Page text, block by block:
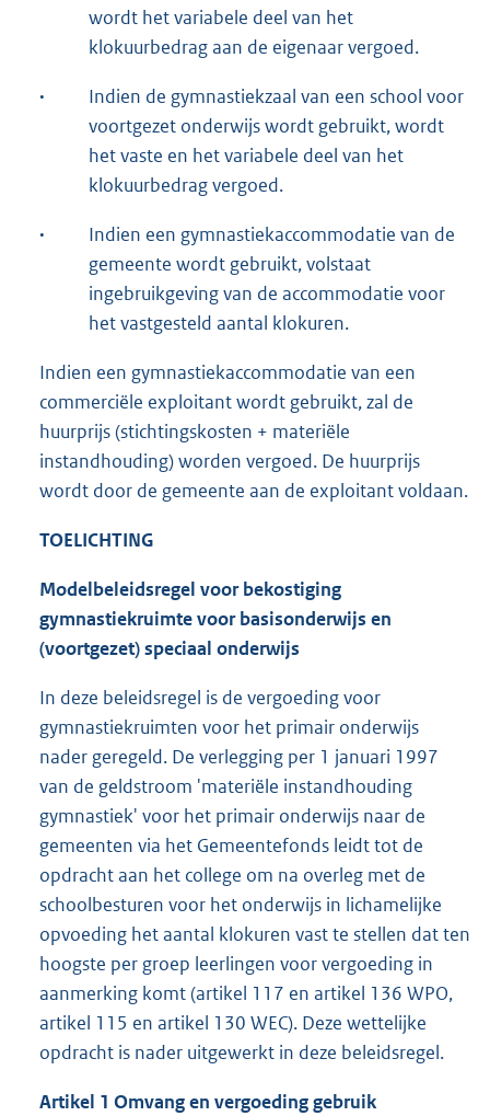
wordt het variabele deel van het
klokuurbedrag aan de eigenaar vergoed.
·
Indien de gymnastiekzaal van een school voor
voortgezet onderwijs wordt gebruikt, wordt
het vaste en het variabele deel van het
klokuurbedrag vergoed.
·
Indien een gymnastiekaccommodatie van de
gemeente wordt gebruikt, volstaat
ingebruikgeving van de accommodatie voor
het vastgesteld aantal klokuren.
Indien een gymnastiekaccommodatie van een
commerciële exploitant wordt gebruikt, zal de
huurprijs (stichtingskosten + materiële
instandhouding) worden vergoed. De huurprijs
wordt door de gemeente aan de exploitant voldaan.
TOELICHTING
Modelbeleidsregel voor bekostiging
gymnastiekruimte voor basisonderwijs en
(voortgezet) speciaal onderwijs
In deze beleidsregel is de vergoeding voor
gymnastiekruimten voor het primair onderwijs
nader geregeld. De verlegging per 1 januari 1997
van de geldstroom 'materiële instandhouding
gymnastiek' voor het primair onderwijs naar de
gemeenten via het Gemeentefonds leidt tot de
opdracht aan het college om na overleg met de
schoolbesturen voor het onderwijs in lichamelijke
opvoeding het aantal klokuren vast te stellen dat ten
hoogste per groep leerlingen voor vergoeding in
aanmerking komt (artikel 117 en artikel 136 WPO,
artikel 115 en artikel 130 WEC). Deze wettelijke
opdracht is nader uitgewerkt in deze beleidsregel.
Artikel 1 Omvang en vergoeding gebruik